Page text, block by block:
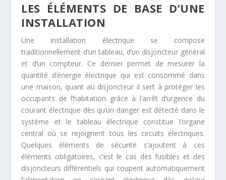
LES ÉLÉMENTS DE BASE D’UNE
INSTALLATION
Une installation électrique se compose
traditionnellement d’un tableau, d’un disjoncteur général
et d’un compteur. Ce dernier permet de mesurer la
quantité d’énergie électrique qui est consommé dans
une maison, quant au disjoncteur il sert à protéger les
occupants de l’habitation grâce à l’arrêt d’urgence du
courant électrique dès qu’un danger est détecté dans le
système et le tableau électrique constitue l’organe
central où se rejoignent tous les circuits électriques.
Quelques éléments de sécurité s’ajoutent à ces
éléments obligatoires, c’est le cas des fusibles et des
disjoncteurs différentiels qui coupent automatiquement